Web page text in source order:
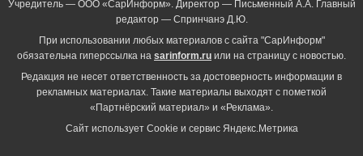
Учредитель — ООО «СарИнформ». Директор — Письменный А.А. Главный
редактор — Спринчанэ Д.Ю.
При использовании любых материалов с сайта "СарИнформ"
обязательна гиперссылка на sarinform.ru или на страницу с новостью.
Редакция не несет ответственность за достоверность информации в
рекламных материалах. Такие материалы выходят с пометкой
«Партнёрский материал» и «Реклама».
Сайт использует Cookie и сервиc Яндекс.Метрика